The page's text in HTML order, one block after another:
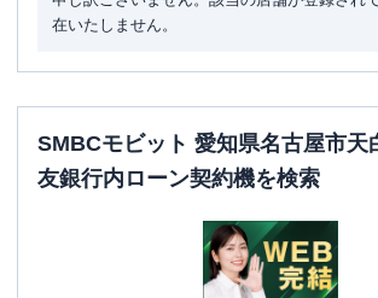
在いたしません。
SMBCモビット 愛知県名古屋市天
友銀行内ローン契約機を検索